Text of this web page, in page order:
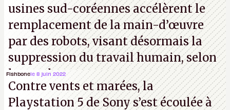
usines sud-coréennes accélèrent le
remplacement de la main-d’œuvre
par des robots, visant désormais la
suppression du travail humain, selon
les analystes.
Fishbonele 8 juin 2022
Contre vents et marées, la
Playstation 5 de Sony s’est écoulée à